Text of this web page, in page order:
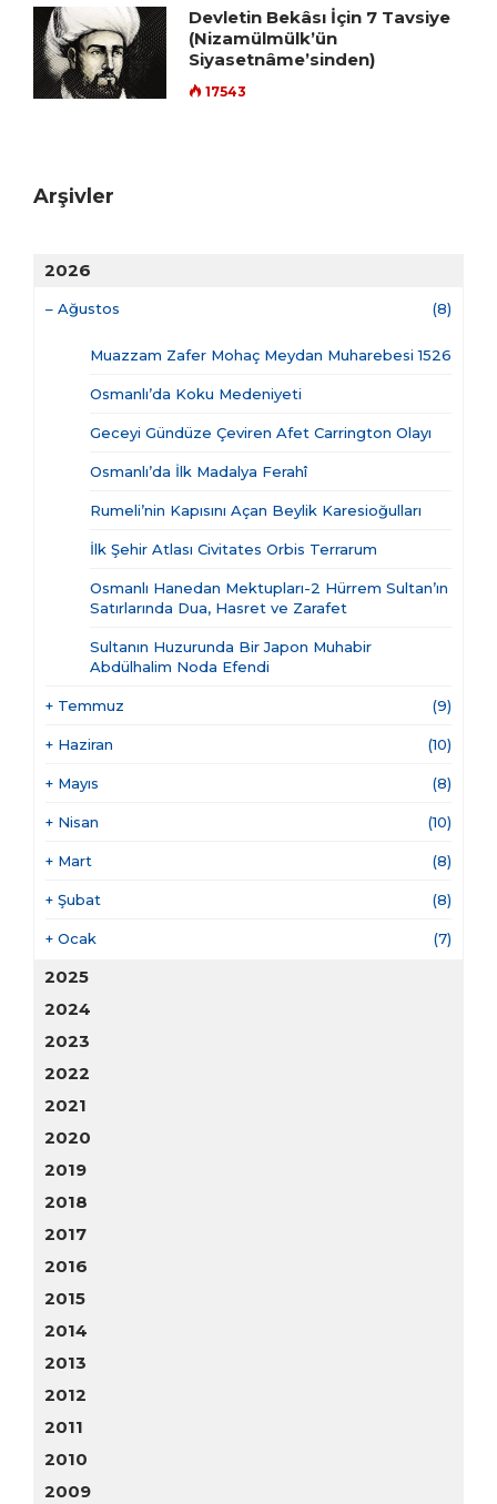
Devletin Bekâsı İçin 7 Tavsiye
(Nizamülmülk’ün
Siyasetnâme’sinden)
17543
Arşivler
2026
– Ağustos (8)
Muazzam Zafer Mohaç Meydan Muharebesi 1526
Osmanlı’da Koku Medeniyeti
Geceyi Gündüze Çeviren Afet Carrington Olayı
Osmanlı’da İlk Madalya Ferahî
Rumeli’nin Kapısını Açan Beylik Karesioğulları
İlk Şehir Atlası Civitates Orbis Terrarum
Osmanlı Hanedan Mektupları-2 Hürrem Sultan’ın
Satırlarında Dua, Hasret ve Zarafet
Sultanın Huzurunda Bir Japon Muhabir
Abdülhalim Noda Efendi
+ Temmuz (9)
+ Haziran (10)
+ Mayıs (8)
+ Nisan (10)
+ Mart (8)
+ Şubat (8)
+ Ocak (7)
2025
2024
2023
2022
2021
2020
2019
2018
2017
2016
2015
2014
2013
2012
2011
2010
2009